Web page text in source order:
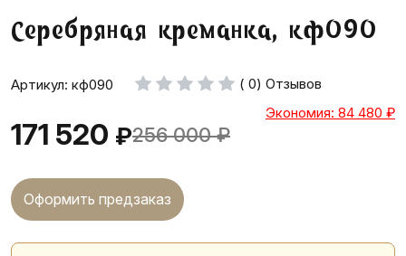
Серебряная креманка, кф090
Артикул: кф090 ( 0) Отзывов
171 520 ₽256 000 ₽
Экономия: 84 480 ₽
Оформить предзаказ